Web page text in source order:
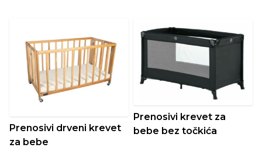
Prenosivi drveni krevet
za bebe
Prenosivi krevet za
bebe bez točkića